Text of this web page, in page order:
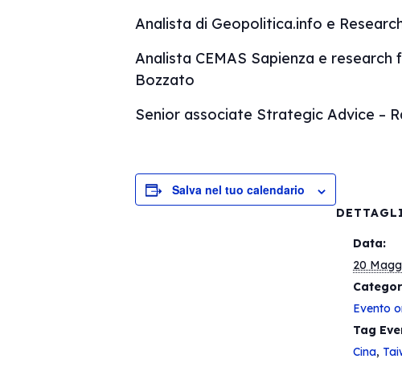
Analista di Geopolitica.info e
Analista CEMAS Sapienza e
Bozzato
Senior associate Strategic Advice –
Salva nel tuo calendario
Data:
20
Evento
Tag
Cina,